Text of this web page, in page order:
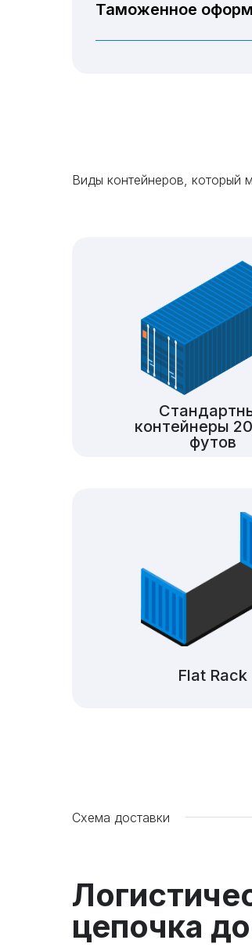
Таможенное
Виды контейнеров, который
контейнеры
футов
Flat Rack
Схема доставки
цепочка